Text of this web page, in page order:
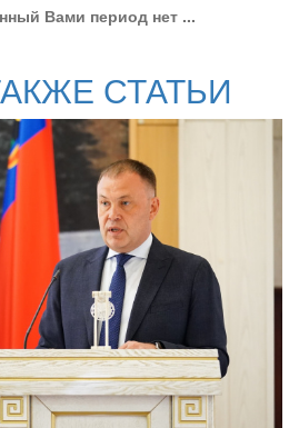
Вами период нет ...
СТАТЬИ